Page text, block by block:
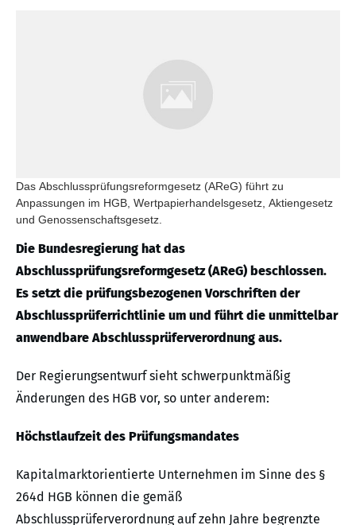
Das Abschlussprüfungsreformgesetz (AReG) führt zu
Anpassungen im HGB, Wertpapierhandelsgesetz, Aktiengesetz
und Genossenschaftsgesetz.
Die Bundesregierung hat das
Abschlussprüfungsreformgesetz (AReG) beschlossen.
Es setzt die prüfungsbezogenen Vorschriften der
Abschlussprüferrichtlinie um und führt die unmittelbar
anwendbare Abschlussprüferverordnung aus.
Der Regierungsentwurf sieht schwerpunktmäßig
Änderungen des HGB vor, so unter anderem:
Höchstlaufzeit des Prüfungsmandates
Kapitalmarktorientierte Unternehmen im Sinne des §
264d HGB können die gemäß
Abschlussprüferverordnung auf zehn Jahre begrenzte